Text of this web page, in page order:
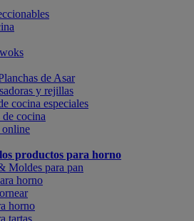
de Asar
y rejillas
cocina especiales
cocina
productos para horno
Moldes para pan
horno
horno
tartas